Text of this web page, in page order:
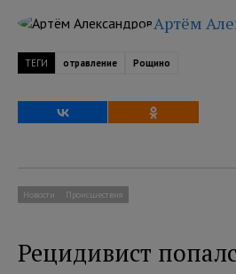
Артём
ТЕГИ отравление Рощино
Новости Происшествия
Рецидивист